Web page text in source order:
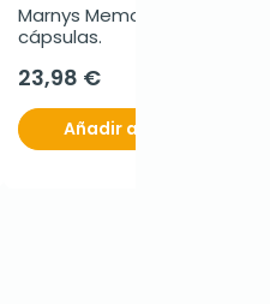
Marnys Memory Plus, 30
cápsulas.
23,98 €
Añadir al carrito